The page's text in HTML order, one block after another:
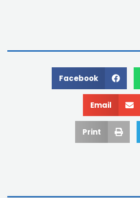
Facebook
Email
Print